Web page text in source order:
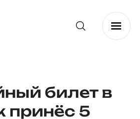
билет в
принёс 5